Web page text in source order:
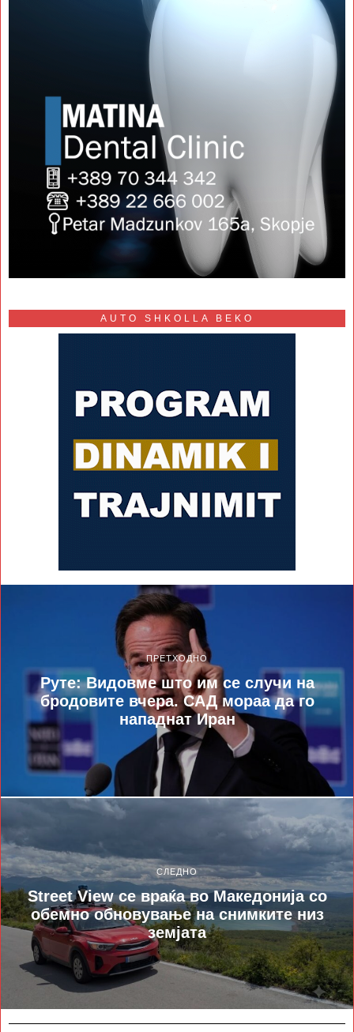
AUTO SHKOLLA BEKO
ПРЕТХОДНО
Руте: Видовме што им се случи на
бродовите вчера. САД мораа да го
нападнат Иран
СЛЕДНО
Street View се враќа во Македонија со
обемно обновување на снимките низ
земјата